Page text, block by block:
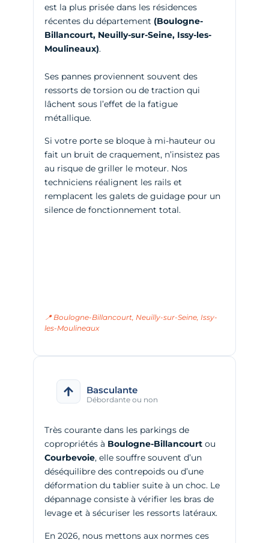
est la plus prisée dans les résidences
récentes du département (Boulogne-
Billancourt, Neuilly-sur-Seine, Issy-les-
Moulineaux).
Ses pannes proviennent souvent des
ressorts de torsion ou de traction qui
lâchent sous l’effet de la fatigue
métallique.
Si votre porte se bloque à mi-hauteur ou
fait un bruit de craquement, n’insistez pas
au risque de griller le moteur. Nos
techniciens réalignent les rails et
remplacent les galets de guidage pour un
silence de fonctionnement total.
📍 Boulogne-Billancourt, Neuilly-sur-Seine, Issy-
les-Moulineaux
Basculante
Débordante ou non
Très courante dans les parkings de
copropriétés à Boulogne-Billancourtou
Courbevoie, elle souffre souvent d’un
déséquilibre des contrepoids ou d’une
déformation du tablier suite à un choc. Le
dépannage consiste à vérifier les bras de
levage et à sécuriser les ressorts latéraux.
En 2026, nous mettons aux normes ces